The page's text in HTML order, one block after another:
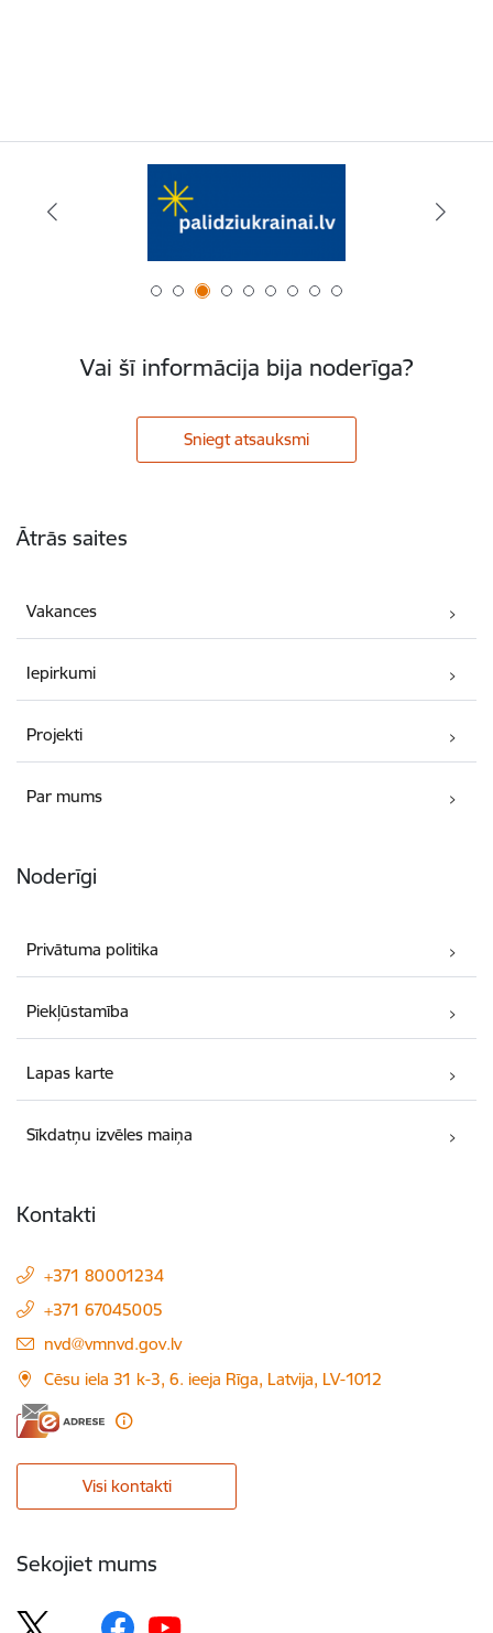
Vai šī informācija bija noderīga?
Sniegt atsauksmi
Ātrās saites
Vakances
Iepirkumi
Projekti
Par mums
Noderīgi
Privātuma politika
Piekļūstamība
Lapas karte
Sīkdatņu izvēles maiņa
Kontakti
+371 80001234
+371 67045005
E-pasts:
nvd@vmnvd.gov.lv
Cēsu iela 31 k-3, 6. ieeja Rīga, Latvija, LV-1012
Visi kontakti
Sekojiet mums